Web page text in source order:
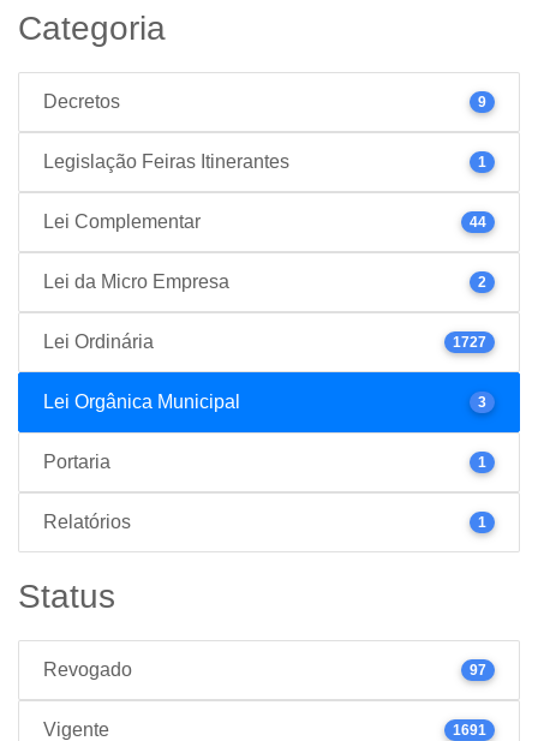
Categoria
Decretos 9
Legislação Feiras Itinerantes 1
Lei Complementar 44
Lei da Micro Empresa 2
Lei Ordinária 1727
Lei Orgânica Municipal 3
Portaria 1
Relatórios 1
Status
Revogado 97
Vigente 1691